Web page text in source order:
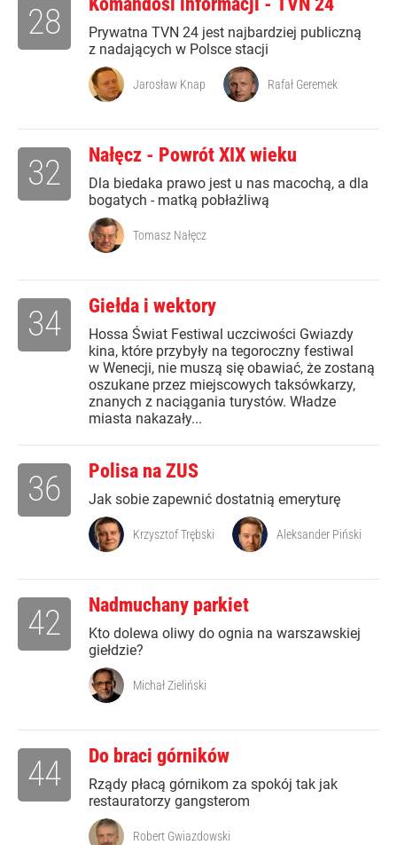
Prywatna TVN 24 jest najbardziej publiczną
z nadających w Polsce stacji
28
Jarosław Knap Rafał Geremek
Nałęcz - Powrót XIX wieku
Dla biedaka prawo jest u nas macochą, a dla
bogatych - matką pobłażliwą
32
Tomasz Nałęcz
Giełda i wektory
Hossa Świat Festiwal uczciwości Gwiazdy
kina, które przybyły na tegoroczny festiwal
w Wenecji, nie muszą się obawiać, że zostaną
oszukane przez miejscowych taksówkarzy,
znanych z naciągania turystów. Władze
miasta nakazały...
34
Polisa na ZUS
Jak sobie zapewnić dostatnią emeryturę
36
Krzysztof Trębski Aleksander Piński
Nadmuchany parkiet
Kto dolewa oliwy do ognia na warszawskiej
giełdzie?
42
Michał Zieliński
Do braci górników
Rządy płacą górnikom za spokój tak jak
restauratorzy gangsterom
44
Robert Gwiazdowski